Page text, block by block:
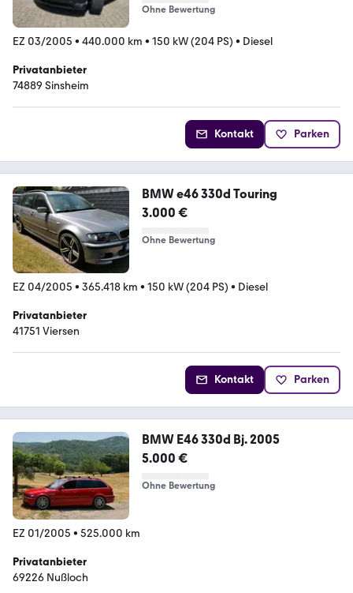
Ohne Bewertung
EZ 03/2005 • 440.000 km • 150 kW (204 PS) • Diesel
Privatanbieter
74889 Sinsheim
Kontakt Parken
BMW e46 330d Touring
3.000 €
Ohne Bewertung
EZ 04/2005 • 365.418 km • 150 kW (204 PS) • Diesel
Privatanbieter
41751 Viersen
Kontakt Parken
BMW E46 330d Bj. 2005
5.000 €
Ohne Bewertung
EZ 01/2005 • 525.000 km
Privatanbieter
69226 Nußloch